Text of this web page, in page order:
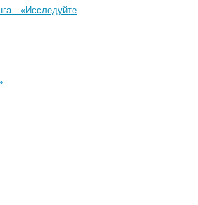
«Исследуйте